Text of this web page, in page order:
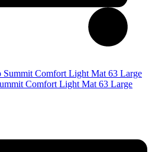
Comfort Light Mat 63 Large